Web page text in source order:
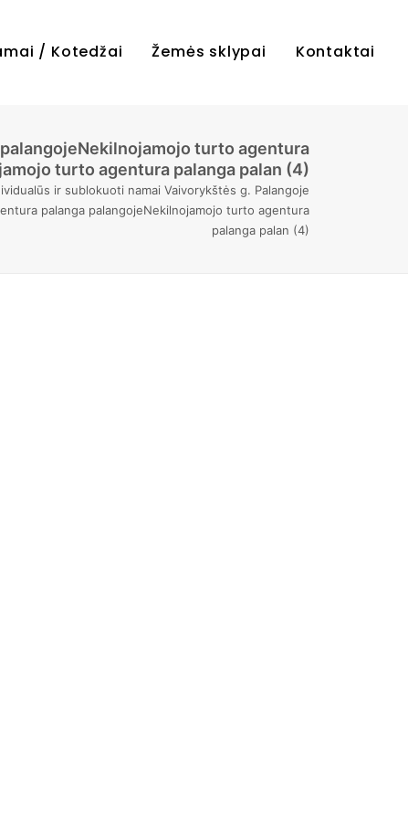
/ Kotedžai Žemės sklypai Kontaktai
turto agentura
turto agentura palanga palan (4)
ir sublokuoti namai Vaivorykštės g. Palangoje
palanga palangojeNekilnojamojo turto agentura
palanga palan (4)